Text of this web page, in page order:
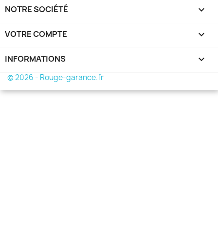
NOTRE SOCIÉTÉ 
VOTRE COMPTE 
INFORMATIONS keyboard_arrow_down
© 2026 - Rouge-garance.fr